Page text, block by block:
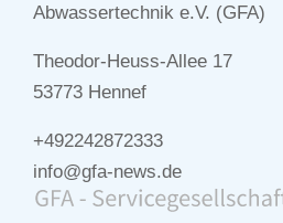
Abwassertechnik e.V. (GFA)
Theodor-Heuss-Allee 17
53773 Hennef
+492242872333
info@gfa-news.de